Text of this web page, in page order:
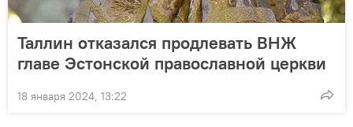
Таллин отказался продлевать ВНЖ
главе Эстонской православной церкви
18 января 2024, 13:22